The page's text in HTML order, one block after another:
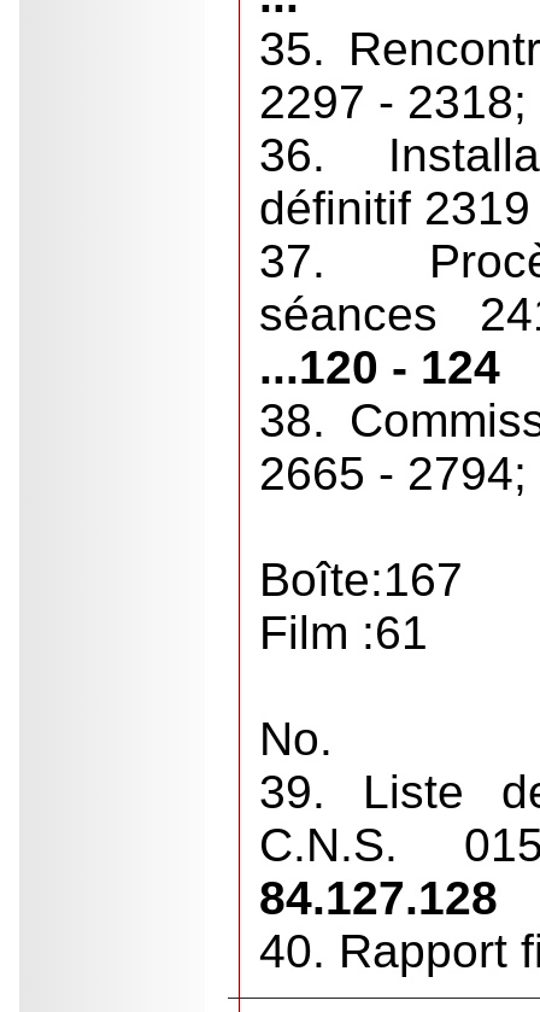
35.
2297 - 2318;
36.
définitif
37.
séances
...120 - 124
38.
2665 - 2794;
Boîte:167
Film :61
No.
39. Liste
C.N.S.
84.127.128
40. Rapport